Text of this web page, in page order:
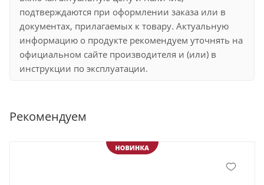
подтверждаются при оформлении заказа или в
документах, прилагаемых к товару. Актуальную
информацию о продукте рекомендуем уточнять на
официальном сайте производителя и (или) в
инструкции по эксплуатации.
Рекомендуем